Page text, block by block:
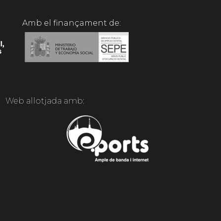
Amb el finançament de:
Web allotjada amb: